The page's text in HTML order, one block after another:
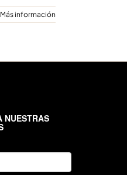
Más información